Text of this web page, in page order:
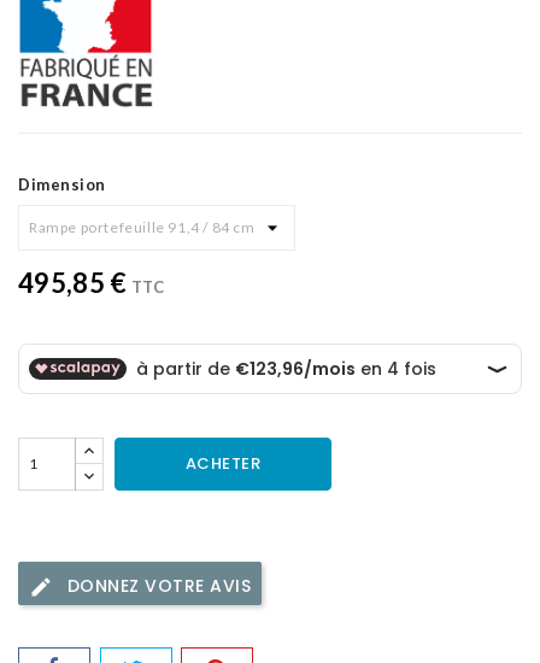
Dimension
495,85 € TTC
ACHETER
DONNEZ VOTRE AVIS